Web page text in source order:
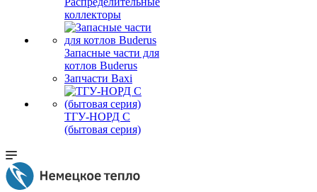
коллекторы
Запасные части для
котлов Buderus
Запчасти Baxi
ТГУ-НОРД С
(бытовая серия)